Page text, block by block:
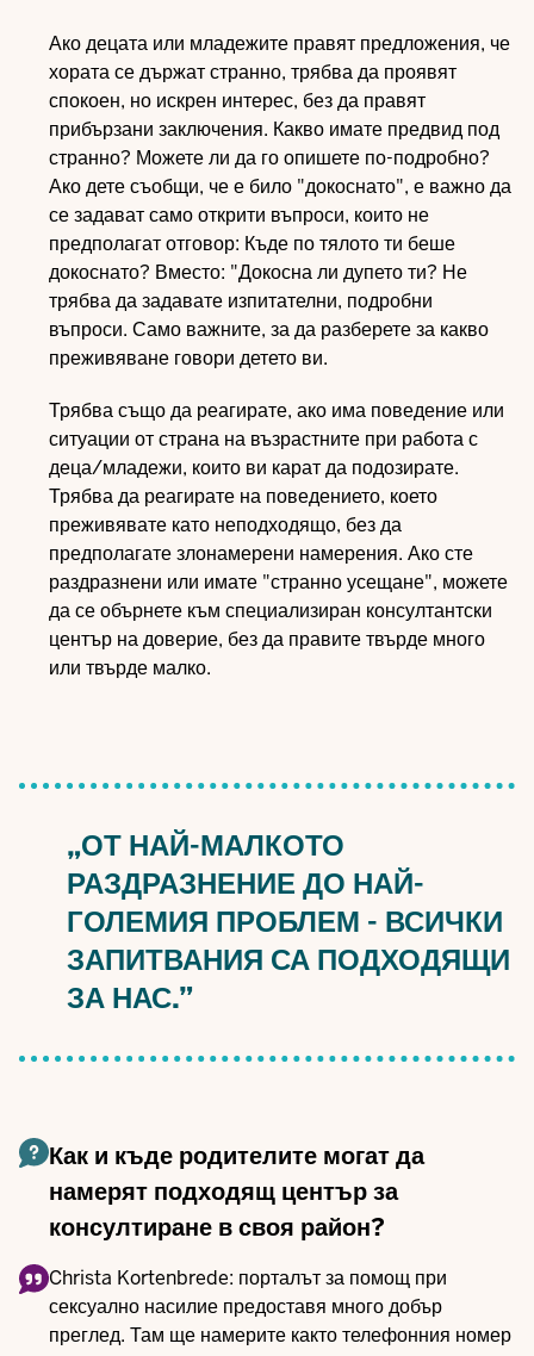
Ако децата или младежите правят предложения, че
хората се държат странно, трябва да проявят
спокоен, но искрен интерес, без да правят
прибързани заключения. Какво имате предвид под
странно? Можете ли да го опишете по-подробно?
Ако дете съобщи, че е било "докоснато", е важно да
се задават само открити въпроси, които не
предполагат отговор: Къде по тялото ти беше
докоснато? Вместо: "Докосна ли дупето ти? Не
трябва да задавате изпитателни, подробни
въпроси. Само важните, за да разберете за какво
преживяване говори детето ви.
Трябва също да реагирате, ако има поведение или
ситуации от страна на възрастните при работа с
деца/младежи, които ви карат да подозирате.
Трябва да реагирате на поведението, което
преживявате като неподходящо, без да
предполагате злонамерени намерения. Ако сте
раздразнени или имате "странно усещане", можете
да се обърнете към специализиран консултантски
център на доверие, без да правите твърде много
или твърде малко.
„ОТ НАЙ-МАЛКОТО
РАЗДРАЗНЕНИЕ ДО НАЙ-
ГОЛЕМИЯ ПРОБЛЕМ - ВСИЧКИ
ЗАПИТВАНИЯ СА ПОДХОДЯЩИ
ЗА НАС.”
Как и къде родителите могат да
намерят подходящ център за
консултиране в своя район?
Christa Kortenbrede: порталът за помощ при
сексуално насилие предоставя много добър
преглед. Там ще намерите както телефонния номер